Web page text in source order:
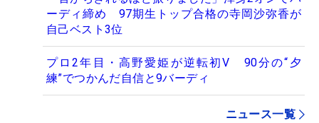
ーディ締め 97期生トップ合格の寺岡沙弥香が
自己ベスト3位
プロ2年目・高野愛姫が逆転初V 90分の“夕
練”でつかんだ自信と9バーディ
ニュース一覧